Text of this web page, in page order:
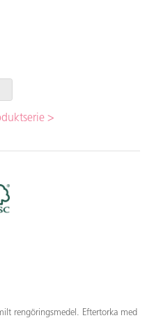
>
rengöringsmedel. Eftertorka med